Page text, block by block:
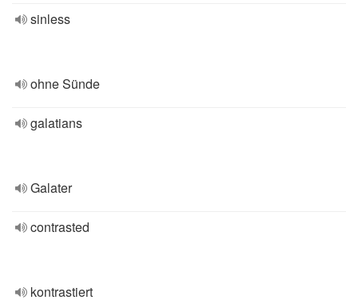
sinless
ohne Sünde
galatians
Galater
contrasted
kontrastiert